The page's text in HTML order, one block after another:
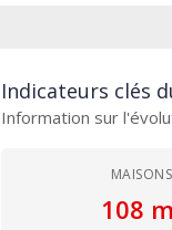
Indicateurs clés
Information sur
MAISONS
108